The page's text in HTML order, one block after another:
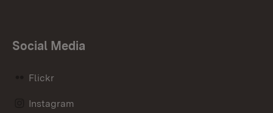
Social Media
Flickr
Instagram